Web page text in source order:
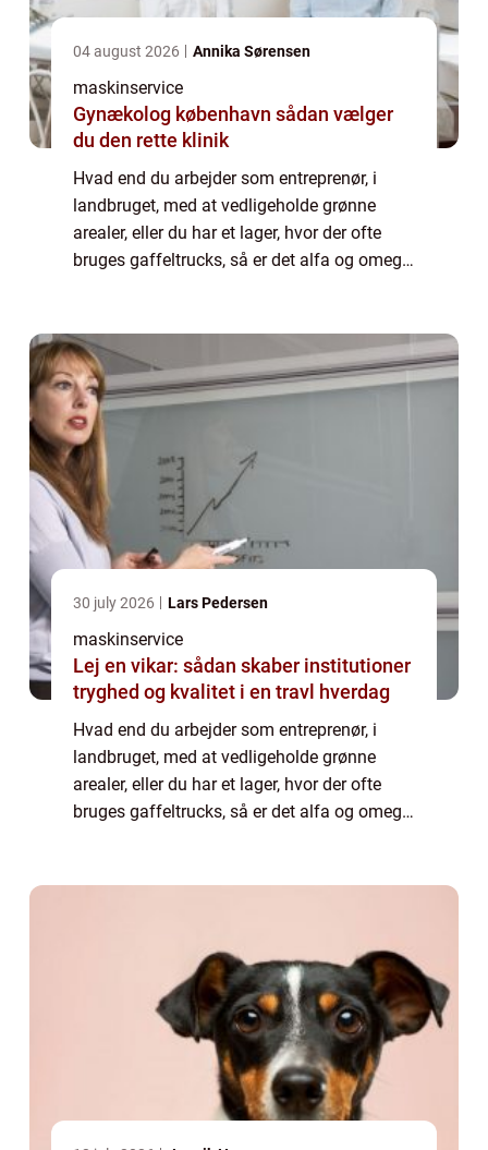
04 august 2026 Annika Sørensen
maskinservice
Gynækolog københavn sådan vælger
du den rette klinik
Hvad end du arbejder som entreprenør, i
landbruget, med at vedligeholde grønne
arealer, eller du har et lager, hvor der ofte
bruges gaffeltrucks, så er det alfa og omega,
30 july 2026 Lars Pedersen
maskinservice
Lej en vikar: sådan skaber institutioner
tryghed og kvalitet i en travl hverdag
Hvad end du arbejder som entreprenør, i
landbruget, med at vedligeholde grønne
arealer, eller du har et lager, hvor der ofte
bruges gaffeltrucks, så er det alfa og omega,